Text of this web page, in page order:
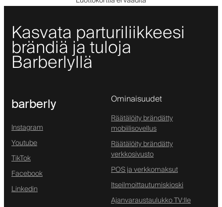
Kasvata parturiliikkeesi
brändiä ja tuloja
Barberlyllä
barberly
Instagram
Youtube
TikTok
Facebook
Linkedin
Ominaisuudet
Räätälöity brändätty
mobiilisovellus
Räätälöity brändätty
verkkosivusto
POS ja verkkomaksut
Itseilmoittautumiskioski
Ajanvaraustaulukko TV:lle